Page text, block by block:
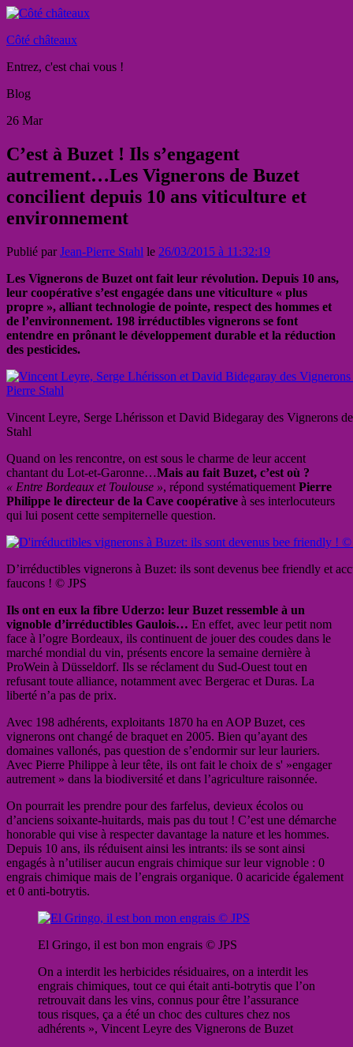
Côté châteaux
Entrez, c'est chai vous !
Blog
26 Mar
C’est à Buzet ! Ils s’engagent
autrement…Les Vignerons de Buzet
concilient depuis 10 ans viticulture et
environnement
Publié parJean-Pierre Stahl le 26/03/2015 à 11:32:19
Les Vignerons de Buzet ont fait leur révolution. Depuis 10 ans,
leur coopérative s’est engagée dans une viticulture « plus
propre », alliant technologie de pointe, respect des hommes et
de l’environnement. 198 irréductibles vignerons se font
entendre en prônant le développement durable et la réduction
des pesticides.
Vincent Leyre, Serge Lhérisson et David Bidegaray des Vignerons
Stahl
Quand on les rencontre, on est sous le charme de leur accent
chantant du Lot-et-Garonne…Mais au fait Buzet, c’est où ?
« Entre Bordeaux et Toulouse », répond systématiquement Pierre
Philippe le directeur de la Cave coopérative à ses interlocuteurs
qui lui posent cette sempiternelle question.
D’irréductibles vignerons à Buzet: ils sont devenus bee friendly et
faucons ! © JPS
Ils ont en eux la fibre Uderzo: leur Buzet ressemble à un
vignoble d’irréductibles Gaulois… En effet, avec leur petit nom
face à l’ogre Bordeaux, ils continuent de jouer des coudes dans le
marché mondial du vin, présents encore la semaine dernière à
ProWein à Düsseldorf. Ils se réclament du Sud-Ouest tout en
refusant toute alliance, notamment avec Bergerac et Duras. La
liberté n’a pas de prix.
Avec 198 adhérents, exploitants 1870 ha en AOP Buzet, ces
vignerons ont changé de braquet en 2005. Bien qu’ayant des
domaines vallonés, pas question de s’endormir sur leur lauriers.
Avec Pierre Philippe à leur tête, ils ont fait le choix de s' »engager
autrement » dans la biodiversité et dans l’agriculture raisonnée.
On pourrait les prendre pour des farfelus, devieux écolos ou
d’anciens soixante-huitards, mais pas du tout ! C’est une démarche
honorable qui vise à respecter davantage la nature et les hommes.
Depuis 10 ans, ils réduisent ainsi les intrants: ils se sont ainsi
engagés à n’utiliser aucun engrais chimique sur leur vignoble : 0
engrais chimique mais de l’engrais organique. 0 acaricide également
et 0 anti-botrytis.
El Gringo, il est bon mon engrais © JPS
On a interdit les herbicides résiduaires, on a interdit les
engrais chimiques, tout ce qui était anti-botrytis que l’on
retrouvait dans les vins, connus pour être l’assurance
tous risques, ça a été un choc des cultures chez nos
adhérents », Vincent Leyre des Vignerons de Buzet